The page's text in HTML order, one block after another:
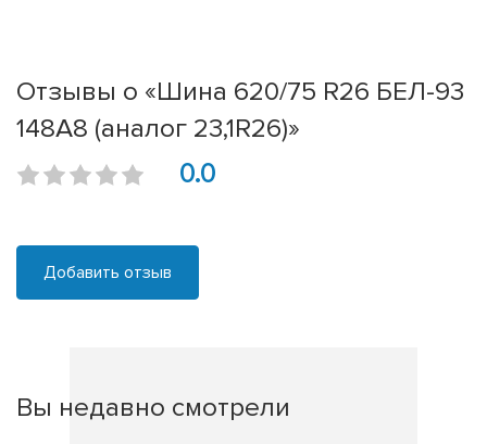
Отзывы о «Шина 620/75 R26 БЕЛ-93
148A8 (аналог 23,1R26)»
0.0
Добавить отзыв
Вы недавно смотрели